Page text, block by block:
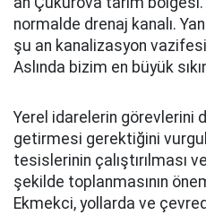
normalde drenaj kanalı.
şu an kanalizasyon
Aslında bizim en büyük
Yerel idarelerin görevlerini
getirmesi gerektiğini
tesislerinin çalıştırılması
şekilde toplanmasının
Ekmekci, yollarda ve